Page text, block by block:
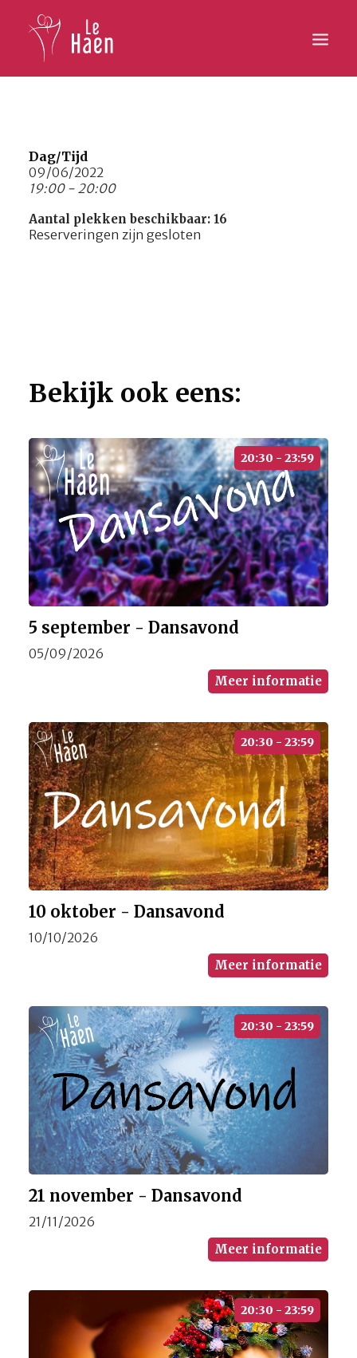
Lesaanbod
Activiteiten
Inschrijven
Dag/Tijd
09/06/2022
19:00 - 20:00
Aantal plekken beschikbaar: 16
Reserveringen zijn gesloten
Bekijk ook eens:
5 september - Dansavond
05/09/2026
20:30 - 23:59
Meer informatie
10 oktober - Dansavond
10/10/2026
20:30 - 23:59
Meer informatie
21 november - Dansavond
21/11/2026
20:30 - 23:59
Meer informatie
20:30 - 23:59